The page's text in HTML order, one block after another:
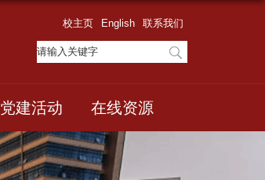
校主页 English 联系我们
党建活动 在线资源